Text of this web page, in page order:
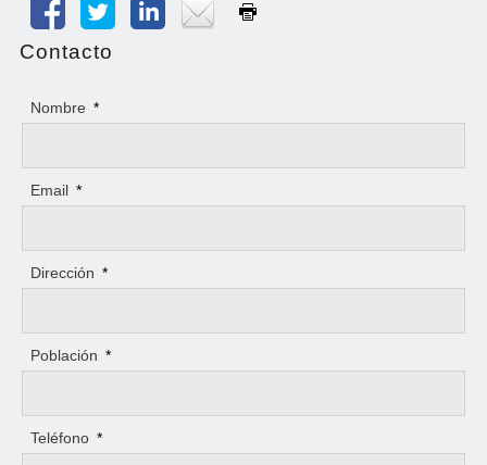
Contacto
Nombre *
Email *
Dirección *
Población *
Teléfono *